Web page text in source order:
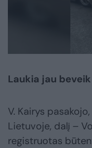
Laukia jau
V. Kairys
Lietuvoje, dalį –
registruotas